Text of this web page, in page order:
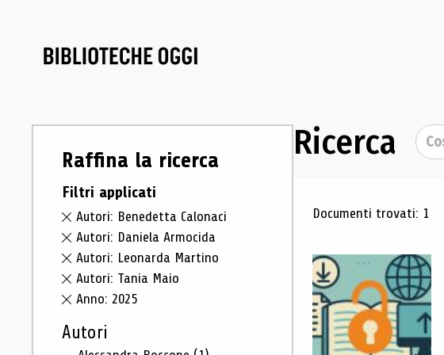
Raffina la ricerca
Filtri applicati
Autori: Benedetta Calonaci
Autori: Daniela Armocida
Autori: Leonarda Martino
Autori: Tania Maio
Anno: 2025
Autori
Ricerca Cerca
Risultati
Documenti trovati: 1